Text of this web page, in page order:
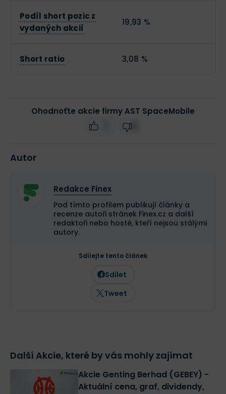
Podíl short pozic z
vydaných akcií
19,93 %
Short ratio 3,08 %
Ohodnoťte akcie firmy AST SpaceMobile
Autor
Redakce Finex
Pod tímto profilem publikují články a
recenze autoři stránek Finex.cz a další
redaktoři nebo hosté, kteří nejsou stálými
autory.
Sdílejte tento článek
Sdílet
Tweet
Další Akcie, které by vás mohly zajímat
Akcie Genting Berhad (GEBEY) -
Aktuální cena, graf, dividendy,